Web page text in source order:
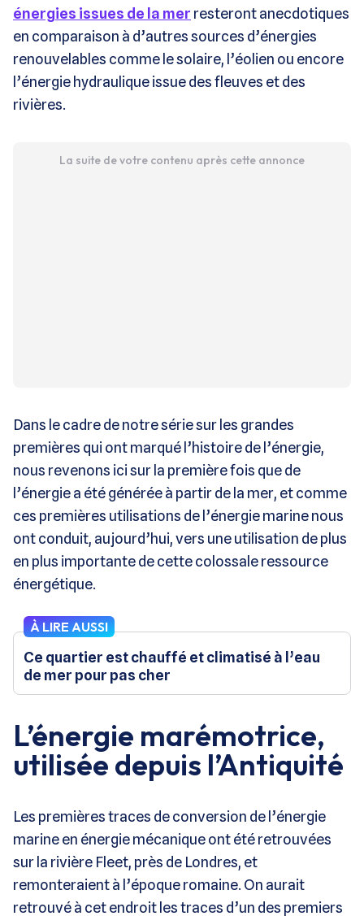
énergies issues de la mer resteront anecdotiques
en comparaison à d’autres sources d’énergies
renouvelables comme le solaire, l’éolien ou encore
l’énergie hydraulique issue des fleuves et des
rivières.
La suite de votre contenu après cette annonce
Dans le cadre de notre série sur les grandes
premières qui ont marqué l’histoire de l’énergie,
nous revenons ici sur la première fois que de
l’énergie a été générée à partir de la mer, et comme
ces premières utilisations de l’énergie marine nous
ont conduit, aujourd’hui, vers une utilisation de plus
en plus importante de cette colossale ressource
énergétique.
À LIRE AUSSI
Ce quartier est chauffé et climatisé à l’eau
de mer pour pas cher
L’énergie marémotrice,
utilisée depuis l’Antiquité
Les premières traces de conversion de l’énergie
marine en énergie mécanique ont été retrouvées
sur la rivière Fleet, près de Londres, et
remonteraient à l’époque romaine. On aurait
retrouvé à cet endroit les traces d’un des premiers